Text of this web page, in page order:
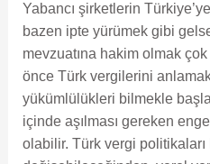
Yabancı şirketlerin
bazen ipte yürümek gibi
mevzuatına hakim olmak çok
önce Türk vergilerini
yükümlülükleri bilmekle
içinde aşılması gereken
olabilir. Türk vergi